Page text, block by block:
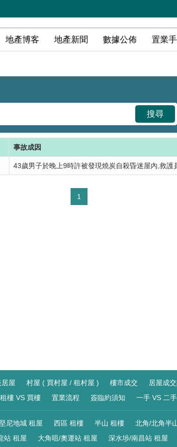
地產博客 地產新聞 數據公佈 置業
搜尋
事故成因
43歲男子於晚上9時許被發現燒炭自殺昏迷屋內,救護
1
屋 村屋 ( 買村屋 / 租村屋 ) 樓市成交 居屋成
租樓 VS 買樓 置業流程 簽臨約須知 一手 VS 二手
尼地城 租屋 西區 租樓 半山 租樓 北角/北角半
站 租屋 大角咀/奧運站 租屋 深水埗/南昌站 租屋